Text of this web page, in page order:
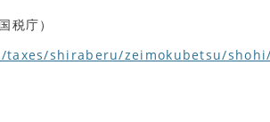
税庁）
shiraberu/zeimokubetsu/